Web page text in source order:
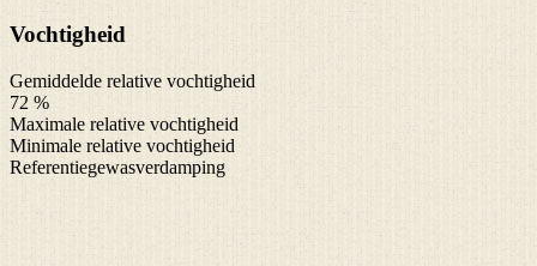
Vochtigheid
Gemiddelde relative vochtigheid
72 %
Maximale relative vochtigheid
Minimale relative vochtigheid
Referentiegewasverdamping